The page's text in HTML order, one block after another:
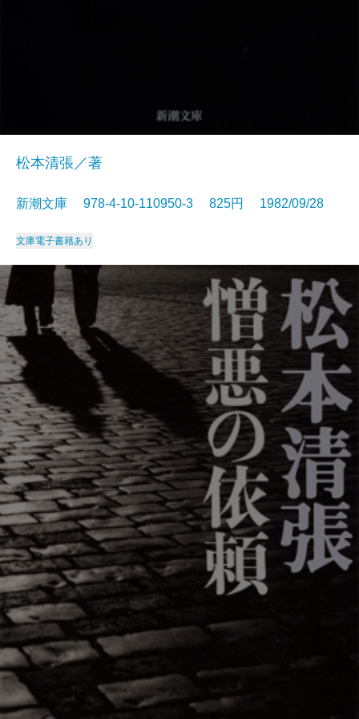
松本清張／著
新潮文庫 978-4-10-110950-3 825円 1982/09/28
文庫電子書籍あり